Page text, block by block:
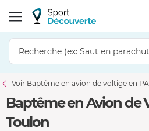
Voir Baptême en avion de voltige en
Baptême en Avion de
Toulon